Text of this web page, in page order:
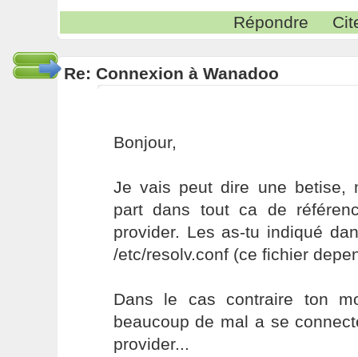
Répondre
Re: Connexion à Wanadoo
Bonjour,
Je vais peut dire une betise,
part dans tout ca de
provider. Les as-tu indiqué
/etc/resolv.conf (ce fichier
Dans le cas contraire ton
beaucoup de mal a se
provider...